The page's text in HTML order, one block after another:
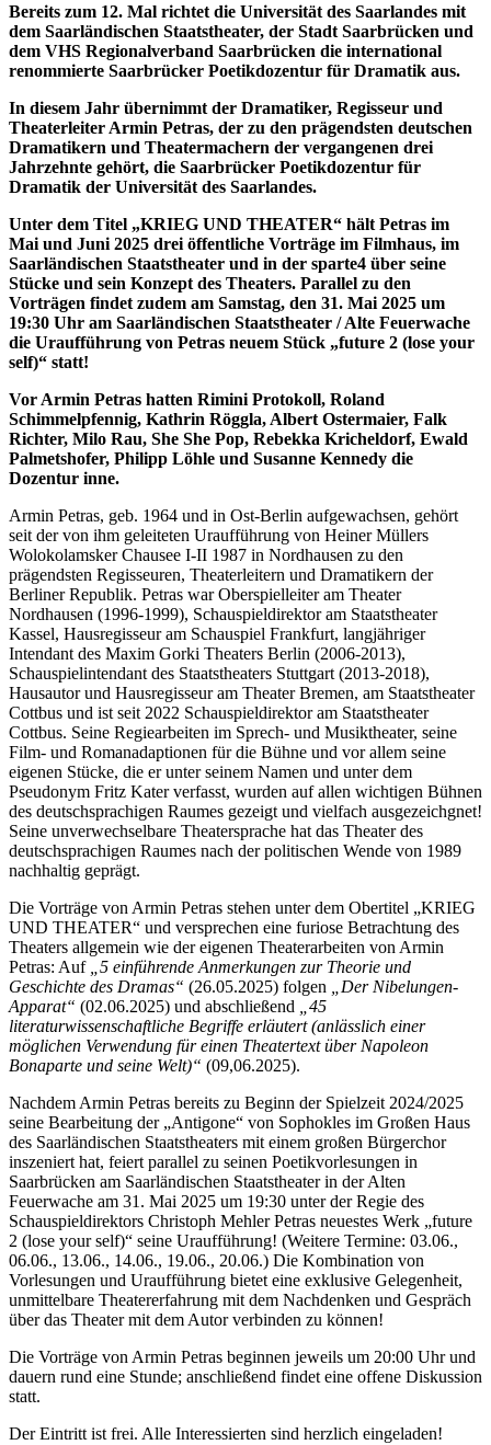
Bereits zum 12. Mal richtet die Universität des Saarlandes mit
dem Saarländischen Staatstheater, der Stadt Saarbrücken und
dem VHS Regionalverband Saarbrücken die international
renommierte Saarbrücker Poetikdozentur für Dramatik aus.
In diesem Jahr übernimmt der Dramatiker, Regisseur und
Theaterleiter Armin Petras, der zu den prägendsten deutschen
Dramatikern und Theatermachern der vergangenen drei
Jahrzehnte gehört, die Saarbrücker Poetikdozentur für
Dramatik der Universität des Saarlandes.
Unter dem Titel „KRIEG UND THEATER“ hält Petras im
Mai und Juni 2025 drei öffentliche Vorträge im Filmhaus, im
Saarländischen Staatstheater und in der sparte4 über seine
Stücke und sein Konzept des Theaters. Parallel zu den
Vorträgen findet zudem am Samstag, den 31. Mai 2025 um
19:30 Uhr am Saarländischen Staatstheater / Alte Feuerwache
die Uraufführung von Petras neuem Stück „future 2 (lose your
self)“ statt!
Vor Armin Petras hatten Rimini Protokoll, Roland
Schimmelpfennig, Kathrin Röggla, Albert Ostermaier, Falk
Richter, Milo Rau, She She Pop, Rebekka Kricheldorf, Ewald
Palmetshofer, Philipp Löhle und Susanne Kennedy die
Dozentur inne.
Armin Petras, geb. 1964 und in Ost-Berlin aufgewachsen, gehört
seit der von ihm geleiteten Uraufführung von Heiner Müllers
Wolokolamsker Chausee I-II 1987 in Nordhausen zu den
prägendsten Regisseuren, Theaterleitern und Dramatikern der
Berliner Republik. Petras war Oberspielleiter am Theater
Nordhausen (1996-1999), Schauspieldirektor am Staatstheater
Kassel, Hausregisseur am Schauspiel Frankfurt, langjähriger
Intendant des Maxim Gorki Theaters Berlin (2006-2013),
Schauspielintendant des Staatstheaters Stuttgart (2013-2018),
Hausautor und Hausregisseur am Theater Bremen, am Staatstheater
Cottbus und ist seit 2022 Schauspieldirektor am Staatstheater
Cottbus. Seine Regiearbeiten im Sprech- und Musiktheater, seine
Film- und Romanadaptionen für die Bühne und vor allem seine
eigenen Stücke, die er unter seinem Namen und unter dem
Pseudonym Fritz Kater verfasst, wurden auf allen wichtigen Bühnen
des deutschsprachigen Raumes gezeigt und vielfach ausgezeichgnet!
Seine unverwechselbare Theatersprache hat das Theater des
deutschsprachigen Raumes nach der politischen Wende von 1989
nachhaltig geprägt.
Die Vorträge von Armin Petras stehen unter dem Obertitel „KRIEG
UND THEATER“ und versprechen eine furiose Betrachtung des
Theaters allgemein wie der eigenen Theaterarbeiten von Armin
Petras: Auf
„5 einführende Anmerkungen zur Theorie und
Geschichte des Dramas“ (26.05.2025) folgen
„Der Nibelungen-
Apparat“ (02.06.2025) und abschließend
„45
literaturwissenschaftliche Begriffe erläutert (anlässlich einer
möglichen Verwendung für einen Theatertext über Napoleon
Bonaparte und seine Welt)“ (09,06.2025).
Nachdem Armin Petras bereits zu Beginn der Spielzeit 2024/2025
seine Bearbeitung der „Antigone“ von Sophokles im Großen Haus
des Saarländischen Staatstheaters mit einem großen Bürgerchor
inszeniert hat, feiert parallel zu seinen Poetikvorlesungen in
Saarbrücken am Saarländischen Staatstheater in der Alten
Feuerwache am 31. Mai 2025 um 19:30 unter der Regie des
Schauspieldirektors Christoph Mehler Petras neuestes Werk „future
2 (lose your self)“ seine Uraufführung! (Weitere Termine: 03.06.,
06.06., 13.06., 14.06., 19.06., 20.06.) Die Kombination von
Vorlesungen und Uraufführung bietet eine exklusive Gelegenheit,
unmittelbare Theatererfahrung mit dem Nachdenken und Gespräch
über das Theater mit dem Autor verbinden zu können!
Die Vorträge von Armin Petras beginnen jeweils um 20:00 Uhr und
dauern rund eine Stunde; anschließend findet eine offene Diskussion
statt.
Der Eintritt ist frei. Alle Interessierten sind herzlich eingeladen!